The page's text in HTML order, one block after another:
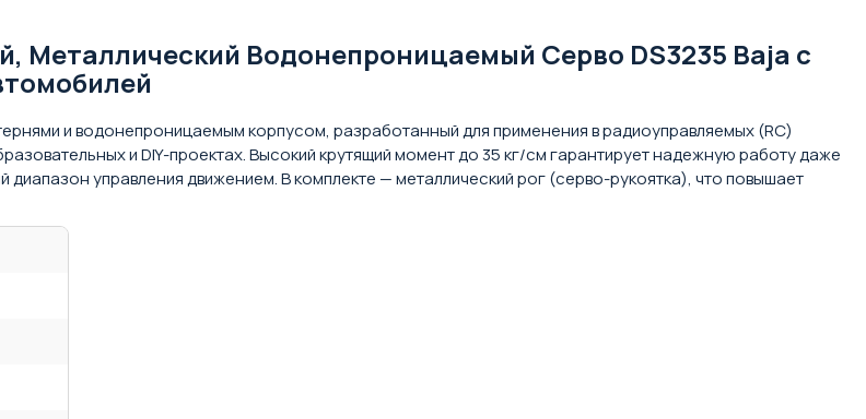
Металлический Водонепроницаемый Серво DS3235 Baja с
и водонепроницаемым корпусом, разработанный для применения в радиоуправляемых (RC)
и DIY-проектах. Высокий крутящий момент до 35 кг/см гарантирует надежную работу даже
управления движением. В комплекте — металлический рог (серво-рукоятка), что повышает